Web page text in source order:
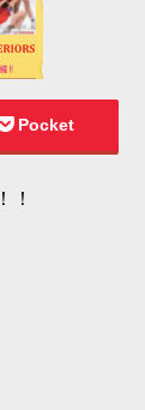
Pocket
！